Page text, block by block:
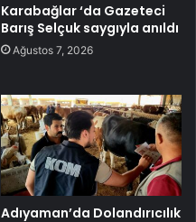
Karabağlar ‘da Gazeteci
Barış Selçuk saygıyla anıldı
Ağustos 7, 2026
Adıyaman’da Dolandırıcılık